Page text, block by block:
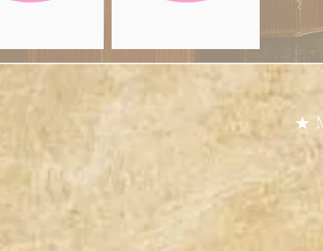
★